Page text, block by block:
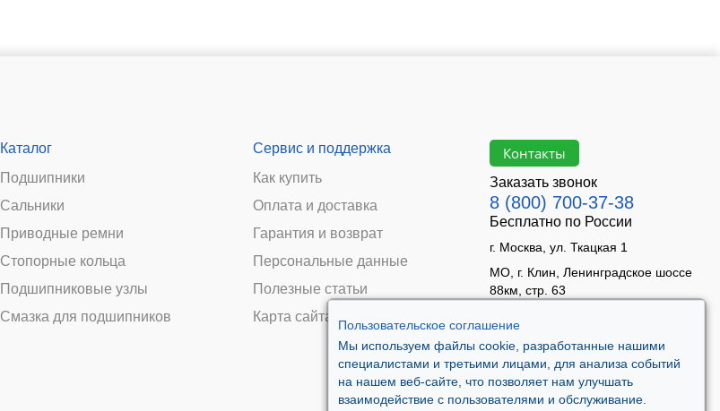
Пользовательское соглашение
Мы используем файлы cookie, разработанные нашими
специалистами и третьими лицами, для анализа событий
на нашем веб-сайте, что позволяет нам улучшать
взаимодействие с пользователями и обслуживание.
Каталог
Подшипники
Сальники
Приводные ремни
Стопорные кольца
Подшипниковые узлы
Смазка для подшипников
Сервис и поддержка
Как купить
Оплата и доставка
Гарантия и возврат
Персональные данные
Полезные статьи
Карта сайта
Контакты
Заказать звонок
8 (800) 700-37-38
Бесплатно по России
г. Москва, ул. Ткацкая 1
МО, г. Клин, Ленинградское шоссе
88км, стр. 63
Сб 10:00 - 14:00
Вс - выходной